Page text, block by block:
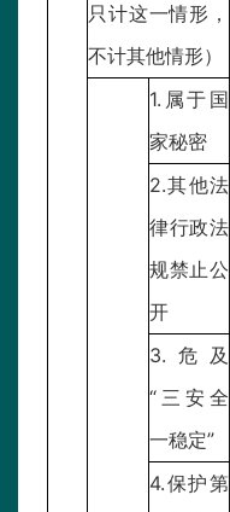
只计这一情形，
不计其他情形）
1.属于国
家秘密
2.其他法
律行政法
规禁止公
开
3.危及
“三安全
一稳定”
4.保护第